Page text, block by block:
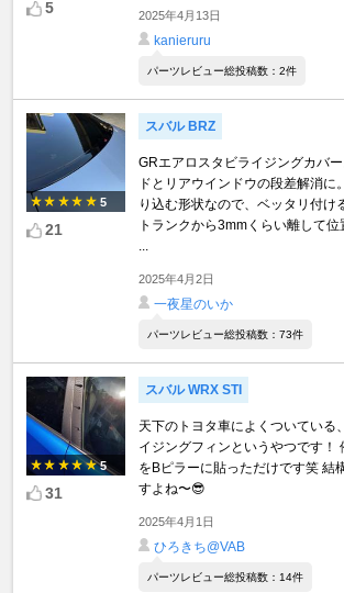
5 2025年4月13日
kanieruru
パーツレビュー総投稿数：2件
5
21
スバル BRZ
GRエアロスタビライジングカバ
ドとリアウインドウの段差解消に
り込む形状なので、ベッタリ付け
トランクから3mmくらい離して
...
2025年4月2日
一夜星のいか
パーツレビュー総投稿数：73件
5
31
スバル WRX STI
天下のトヨタ車によくついている
イジングフィンというやつです！
をBピラーに貼っただけです笑 結
すよね〜😎
2025年4月1日
ひろきち@VAB
パーツレビュー総投稿数：14件